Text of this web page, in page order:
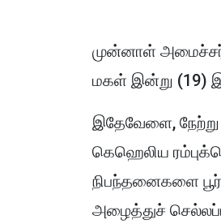
முன்னாள்
மகள் இன்று (19)
இதேவேளை,
கெஹெலிய
நிபந்தனைகளை
அழைத்துச்